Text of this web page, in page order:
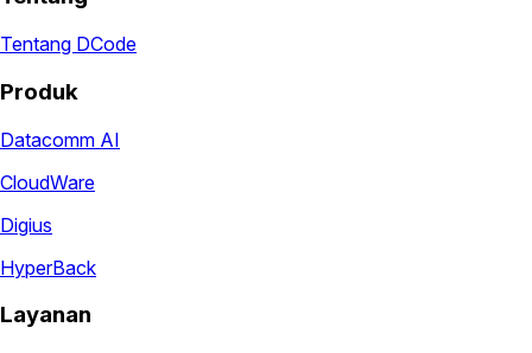
Tentang DCode
Produk
Datacomm AI
CloudWare
Digius
HyperBack
Layanan